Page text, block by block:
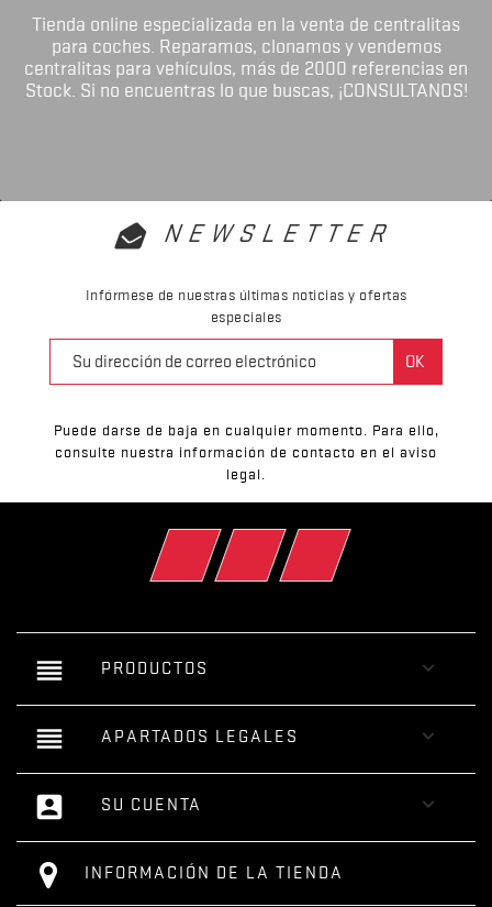
Tienda online especializada en la venta de centralitas
para coches. Reparamos, clonamos y vendemos
centralitas para vehículos, más de 2000 referencias en
Stock. Si no encuentras lo que buscas, ¡CONSULTANOS!
NEWSLETTER
Infórmese de nuestras últimas noticias y ofertas
especiales
Puede darse de baja en cualquier momento. Para ello,
consulte nuestra información de contacto en el aviso
legal.
FacebookYouTube Instagram
reorder PRODUCTOS 
reorder APARTADOS LEGALES 
account_box SU CUENTA 
INFORMACIÓN DE LA TIENDA